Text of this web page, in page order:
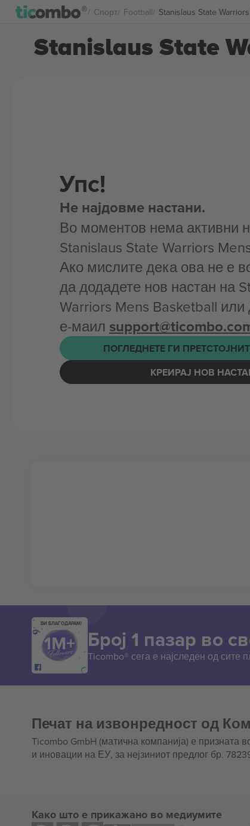
Спорт Football Stanislaus State
Stanislaus State
Упс!
Не најдовме настани.
Во моментов нема активни
Stanislaus State Warriors
Ако мислите дека ова не е
да додадете нов настан на
Warriors Mens Basketball или
е-маил
ПОГЛЕДНЕТЕ ГИ
КРЕИРАЈ НОВ
ВИ БЛАГОДАРАМ!
Број 1 пазар во
Ticombo® сега е најследен од
Печат на извонредност од
Ticombo GmbH (матична компанија) е
и иновации на ЕУ, за нејзиниот предлог бр.
Како што е прикажано во медиумите